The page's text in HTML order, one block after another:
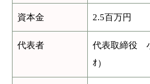
資本金 2.5百万円
代表者
代表取締役
ｵ）